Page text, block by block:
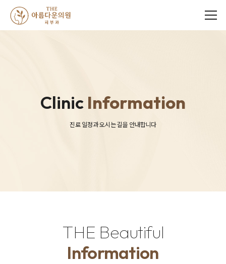
메뉴
Clinic Information
진료 일정과 오시는 길을 안내합니다
THE Beautiful
Information